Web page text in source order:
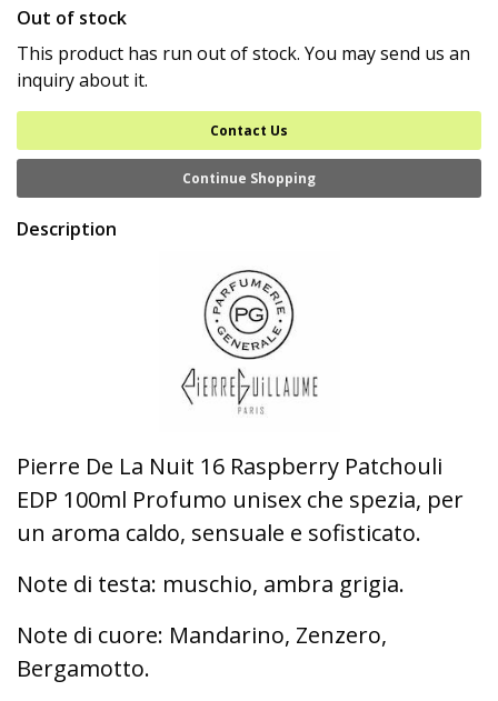
Out of stock
This product has run out of stock. You may send us an
inquiry about it.
Contact Us
Continue Shopping
Description
Pierre De La Nuit 16 Raspberry Patchouli
EDP 100ml Profumo unisex che spezia, per
un aroma caldo, sensuale e sofisticato.
Note di testa: muschio, ambra grigia.
Note di cuore: Mandarino, Zenzero,
Bergamotto.